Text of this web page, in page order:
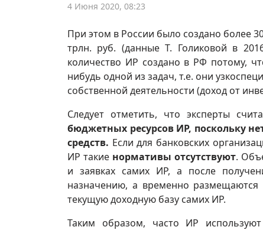
4 Июня 2020, 08:23
При этом в России было создано более
трлн. руб. (данные Т. Голиковой в
количество ИР создано в РФ потому,
нибудь одной из задач, т.е. они
собственной деятельности (доход от
Следует отметить, что эксперты
бюджетных ресурсов ИР, поскольку
средств. Если для банковских
ИР такие нормативы отсутствуют.
и заявках самих ИР, а после
назначению, а временно
текущую доходную базу самих ИР.
Таким образом, часто ИР